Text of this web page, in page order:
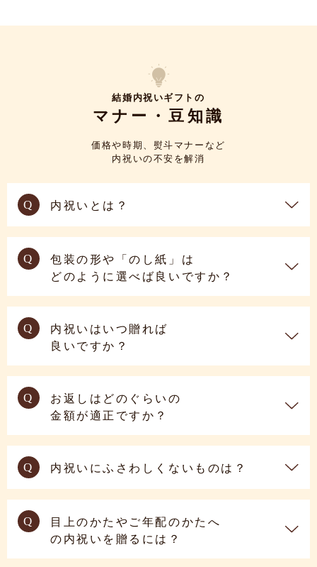
結婚内祝いギフトの
マナー・豆知識
価格や時期、熨斗マナーなど
内祝いの不安を解消
Q 内祝いとは？
Q
包装の形や「のし紙」は
どのように選べば良いですか？
Q
内祝いはいつ贈れば
良いですか？
Q
お返しはどのぐらいの
金額が適正ですか？
Q 内祝いにふさわしくないものは？
Q
目上のかたやご年配のかたへ
の内祝いを贈るには？